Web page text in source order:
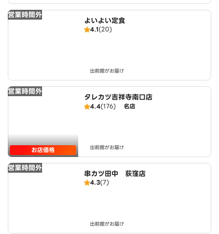
営業時間外
よいよい定食
4.1(20)
出前館がお届け
営業時間外
お店価格
タレカツ吉祥寺南口店
4.4(176) 名店
出前館がお届け
営業時間外
串カツ田中 荻窪店
4.3(7)
出前館がお届け